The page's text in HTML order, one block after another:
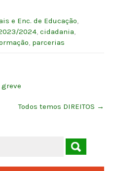
e Enc. de Educação,
2024, cidadania,
, parcerias
Todos temos DIREITOS →